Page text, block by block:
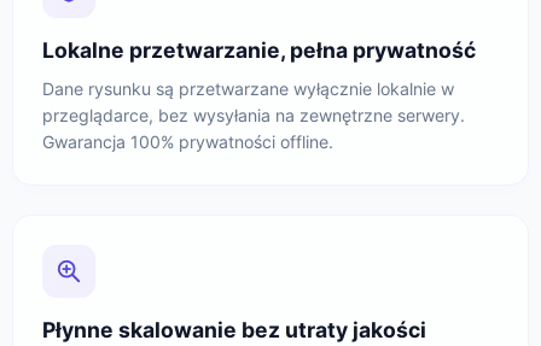
Lokalne przetwarzanie, pełna prywatność
Dane rysunku są przetwarzane wyłącznie lokalnie w
przeglądarce, bez wysyłania na zewnętrzne serwery.
Gwarancja 100% prywatności offline.
Płynne skalowanie bez utraty jakości